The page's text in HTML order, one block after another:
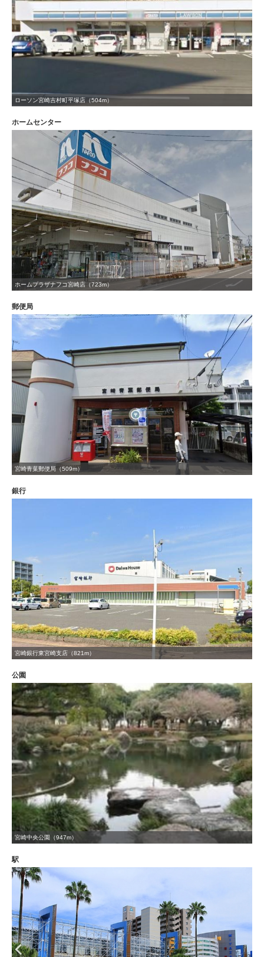
ローソン宮崎吉村町平塚店（504m）
ホームセンター
ホームプラザナフコ宮崎店（723m）
郵便局
宮崎青葉郵便局（509m）
銀行
宮崎銀行東宮崎支店（821m）
公園
宮崎中央公園（947m）
駅